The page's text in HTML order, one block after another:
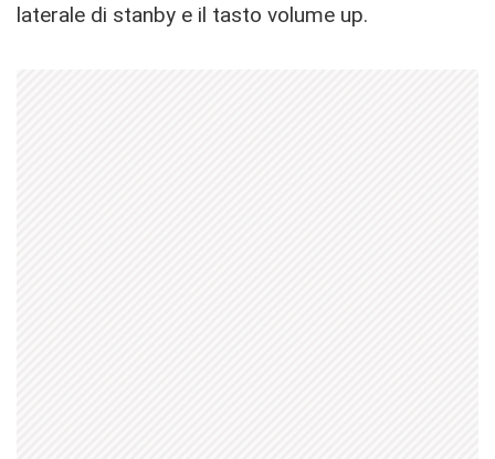
laterale di stanby e il tasto volume up.